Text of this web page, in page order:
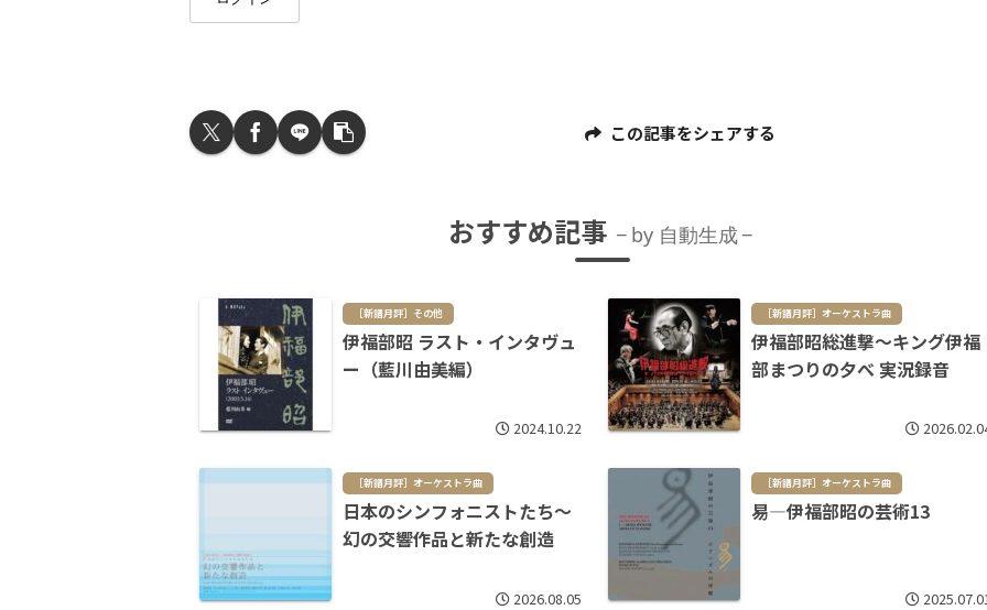
この記事をシェアする
おすすめ記事 by 自動生成
［新譜月評］その他
伊福部昭 ラスト・インタヴュ
ー（藍川由美編）
2024.10.22
［新譜月評］オーケストラ曲
伊福部昭総進撃～キング伊福
部まつりの夕べ 実況録音
［新譜月評］オーケストラ曲
日本のシンフォニストたち～
幻の交響作品と新たな創造
2026.08.05
［新譜月評］オーケストラ曲
易―伊福部昭の芸術13